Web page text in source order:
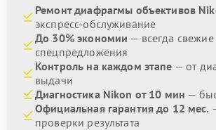
Ремонт диафрагмы объективов
экспресс-обслуживание
До 30% экономии — всегда
спецпредложения
Контроль на каждом этапе — от
выдачи
Диагностика Nikon от 10 мин —
Официальная гарантия до 12 мес.
проверки результата